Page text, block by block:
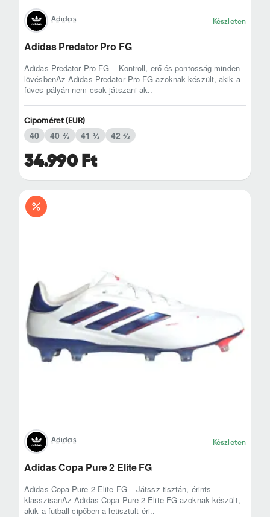
Adidas Készleten
Adidas Predator Pro FG
Adidas Predator Pro FG – Kontroll, erő és pontosság minden
lövésbenAz Adidas Predator Pro FG azoknak készült, akik a
füves pályán nem csak játszani ak..
34.990 Ft
Cipőméret (EUR)
40 40 ⅔ 41 ⅓ 42 ⅔
Adidas Készleten
Adidas Copa Pure 2 Elite FG
Adidas Copa Pure 2 Elite FG – Játssz tisztán, érints
klasszisanAz Adidas Copa Pure 2 Elite FG azoknak készült,
akik a futball cipőben a letisztult éri..